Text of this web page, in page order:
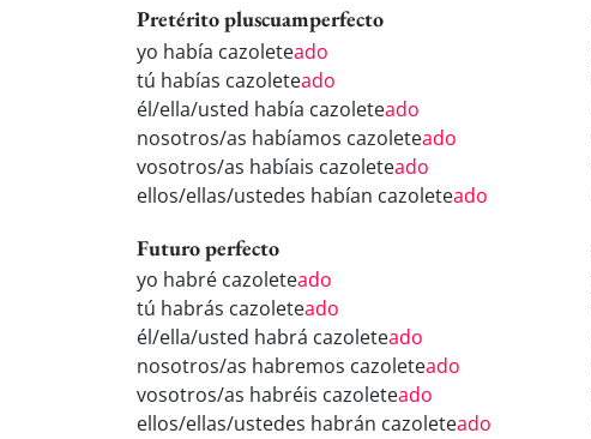
Pretérito pluscuamperfecto
yo había cazoleteado
tú habías cazoleteado
él/ella/usted había cazoleteado
nosotros/as habíamos cazoleteado
vosotros/as habíais cazoleteado
ellos/ellas/ustedes habían cazoleteado
Futuro perfecto
yo habré cazoleteado
tú habrás cazoleteado
él/ella/usted habrá cazoleteado
nosotros/as habremos cazoleteado
vosotros/as habréis cazoleteado
ellos/ellas/ustedes habrán cazoleteado